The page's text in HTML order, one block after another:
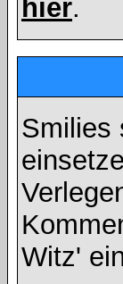
hier.
Smilies
Witz'